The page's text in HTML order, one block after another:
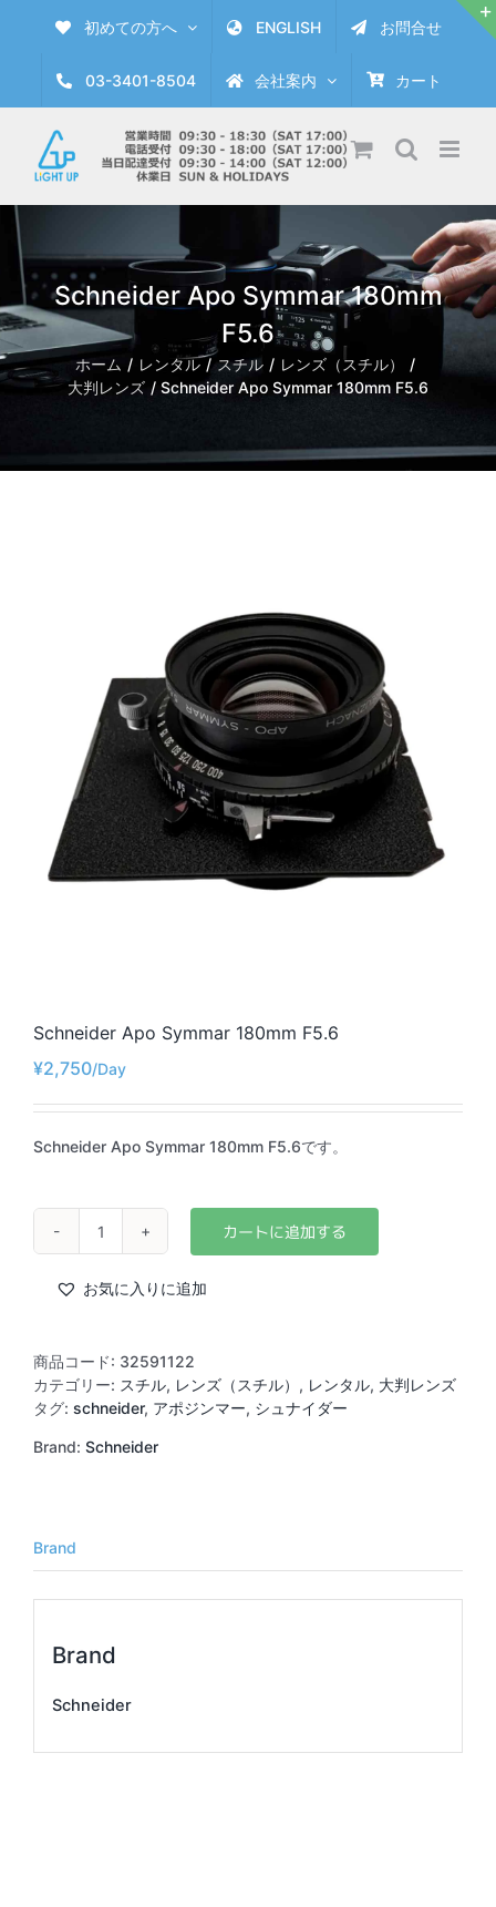
初めての方へ ENGLISH お問合せ
03-3401-8504 会社案内 カート
Schneider Apo Symmar 180mm
F5.6
ホーム レンタル スチル
レンズ（スチル）
大判レンズ
Schneider Apo Symmar 180mm F5.6
Schneider Apo Symmar 180mm F5.6
¥2,750
Schneider Apo Symmar 180mm F5.6です。
Schneider
Symmar
個
お気に入りに追加
商品コード: 32591122
カテゴリー: スチル, レンズ（スチル） , レンタル, 大判レンズ
タグ: schneider, アポジンマー, シュナイダー
Brand: Schneider
Brand
Brand
Schneider